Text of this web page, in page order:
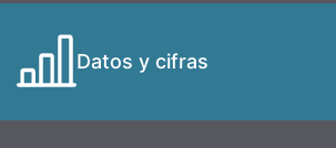
Datos y cifras